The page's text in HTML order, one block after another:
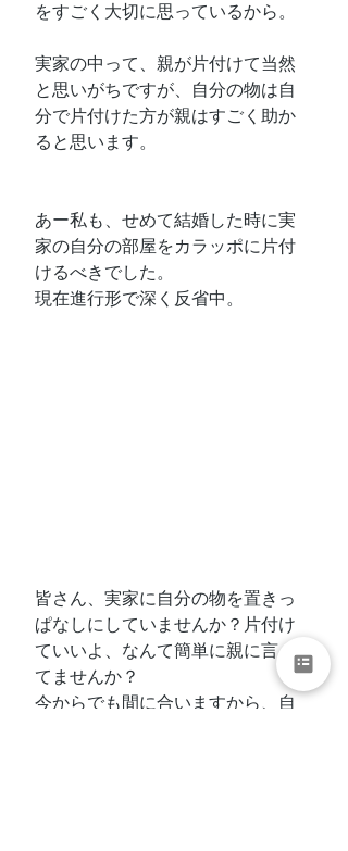
をすごく大切に思っているから。
実家の中って、親が片付けて当然
と思いがちですが、自分の物は自
分で片付けた方が親はすごく助か
ると思います。
あー私も、せめて結婚した時に実
家の自分の部屋をカラッポに片付
けるべきでした。
現在進行形で深く反省中。
皆さん、実家に自分の物を置きっ
ぱなしにしていませんか？片付け
ていいよ、なんて簡単に親に言っ
てませんか？
今からでも間に合いますから、自